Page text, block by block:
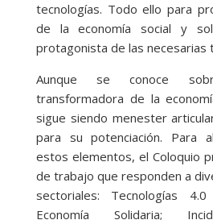
tecnologías. Todo ello para
de la economía social y
protagonista de las necesarias
Aunque se conoce
transformadora de la
sigue siendo menester
para su potenciación. Para
estos elementos, el Coloquio
de trabajo que responden a
sectoriales: Tecnologías
Economía Solidaria;